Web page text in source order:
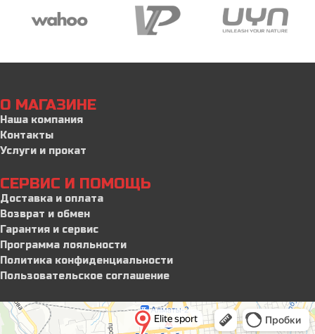
О МАГАЗИНЕ
Наша компания
Контакты
Услуги и прокат
СЕРВИС И ПОМОЩЬ
Доставка и оплата
Возврат и обмен
Гарантия и сервис
Программа лояльности
Политика конфиденциальности
Пользовательское соглашение